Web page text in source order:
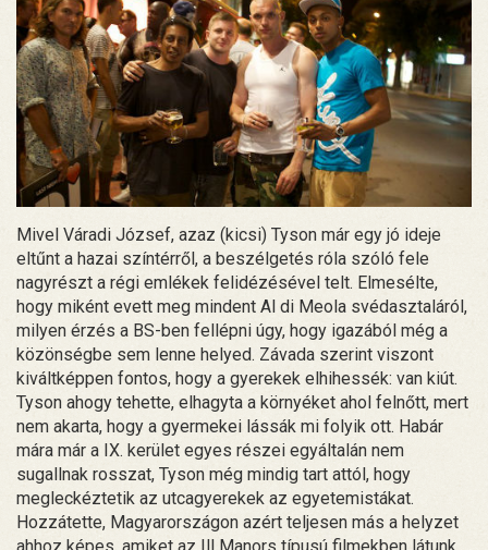
Mivel Váradi József, azaz (kicsi) Tyson már egy jó ideje
eltűnt a hazai színtérről, a beszélgetés róla szóló fele
nagyrészt a régi emlékek felidézésével telt. Elmesélte,
hogy miként evett meg mindent Al di Meola svédasztaláról,
milyen érzés a BS-ben fellépni úgy, hogy igazából még a
közönségbe sem lenne helyed. Závada szerint viszont
kiváltképpen fontos, hogy a gyerekek elhihessék: van kiút.
Tyson ahogy tehette, elhagyta a környéket ahol felnőtt, mert
nem akarta, hogy a gyermekei lássák mi folyik ott. Habár
mára már a IX. kerület egyes részei egyáltalán nem
sugallnak rosszat, Tyson még mindig tart attól, hogy
megleckéztetik az utcagyerekek az egyetemistákat.
Hozzátette, Magyarországon azért teljesen más a helyzet